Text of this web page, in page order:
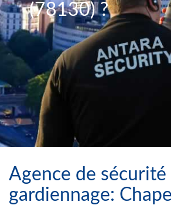
(78130) ?
Agence de sécurité
gardiennage: